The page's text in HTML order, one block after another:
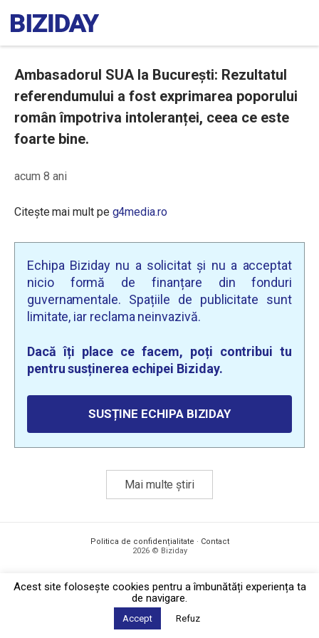
Ambasadorul SUA la București: Rezultatul
referendumului a fost exprimarea poporului
român împotriva intoleranței, ceea ce este
foarte bine.
acum 8 ani
Citește mai mult pe g4media.ro
Echipa Biziday nu a solicitat și nu a acceptat
nicio formă de finanțare din fonduri
guvernamentale. Spațiile de publicitate sunt
limitate, iar reclama neinvazivă.
Dacă îți place ce facem, poți contribui tu
pentru susținerea echipei Biziday.
SUSȚINE ECHIPA BIZIDAY
Mai multe știri
Politica de confidențialitate · Contact
2026 © Biziday
Acest site foloseşte cookies pentru a îmbunătăți experiența ta
de navigare.
Accept Refuz